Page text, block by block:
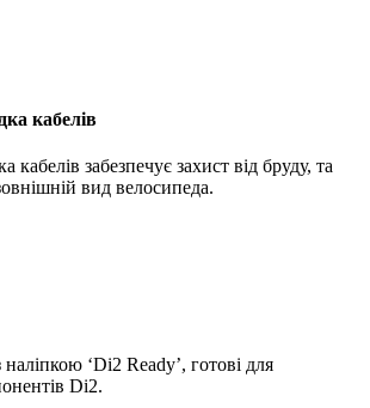
кабелів
кабелів забезпечує захист від бруду, та
вид велосипеда.
‘Di2 Ready’, готові для
Di2.